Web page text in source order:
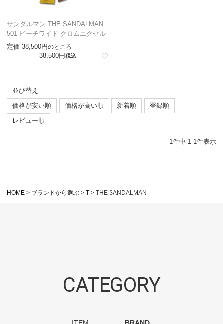
サンダルマン THE SANDALMAN
501 ビーチワイド クロムエクセル
定価 38,500 のところ
38,500 税込
並び替え
価格が安い順
価格が高い順 新着順
登録順
レビュー順
1件中 1-1件表示
HOME ブランドから選ぶ T THE SANDALMAN
CATEGORY